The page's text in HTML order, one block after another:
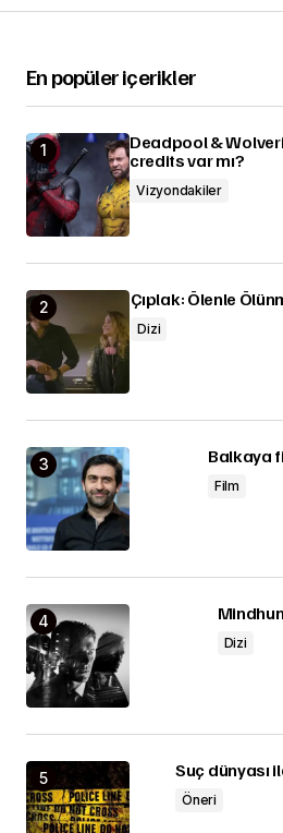
En popüler içerikler
Deadpool &
credits var mı?
Vizyondakiler
Çıplak: Ölenle
Dizi
Balkaya
Film
Dizi
Suç dünyası
Öneri